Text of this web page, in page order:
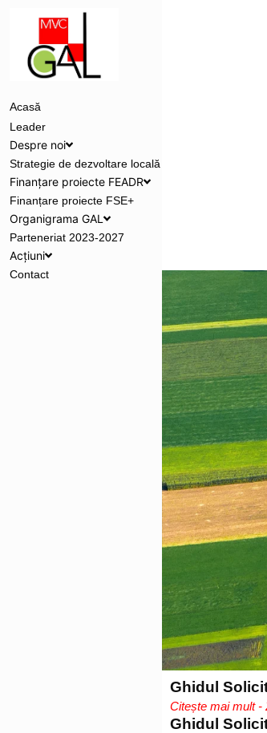
Acasă
Leader
Despre noi
Strategie de dezvoltare locală
Finanțare proiecte FEADR
Finanțare proiecte FSE+
Organigrama GAL
Parteneriat 2023-2027
Acțiuni
Contact
Ghidul
Citește mai mult -
Ghidul